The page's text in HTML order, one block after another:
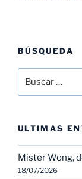
BÚSQUEDA
por:
ULTIMAS
Mister Wong,
18/07/2026